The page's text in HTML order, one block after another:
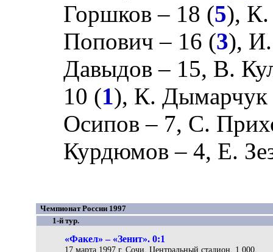
Горшков – 18 (5), К.
Попович – 16 (3),
Давыдов – 15, В.
10 (1), К. Дымарчук
Осипов – 7, С.
Курдюмов – 4, Е.
Чемпионат России 1997
1-й тур.
«Факел» – «Зенит». 0:1
17 марта 1997 г. Сочи. Центральный стадион. 1 000.